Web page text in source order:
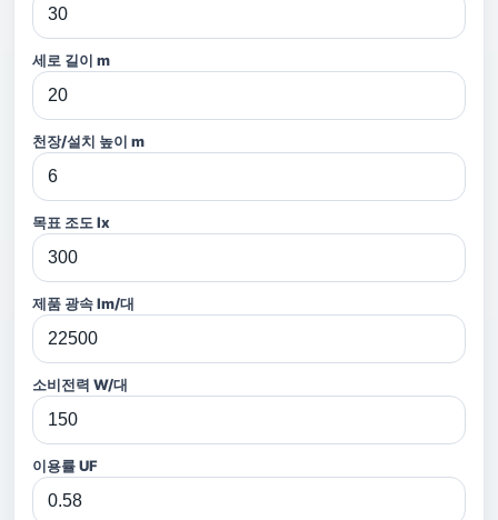
세로 길이 m
천장/설치 높이 m
목표 조도 lx
제품 광속 lm/대
소비전력 W/대
이용률 UF